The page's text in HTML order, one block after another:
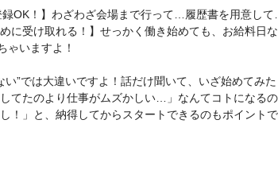
録OK！】わざわざ会場まで行って…履歴書を用意し
に受け取れる！】せっかく働き始めても、お給料日
ゃいますよ！
い”では大違いですよ！話だけ聞いて、いざ始めてみ
てたのより仕事がムズかしい…」なんてコトになる
！」と、納得してからスタートできるのもポイントで